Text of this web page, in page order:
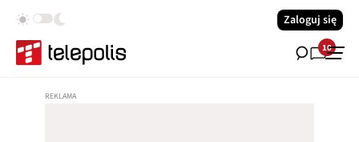
Zaloguj się
10